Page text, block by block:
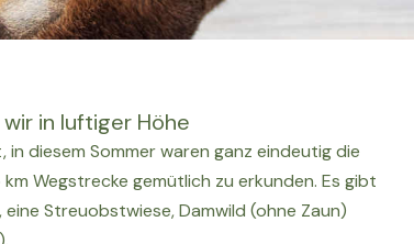
in luftiger Höhe
diesem Sommer waren ganz eindeutig die
Wegstrecke gemütlich zu erkunden. Es gibt
Streuobstwiese, Damwild (ohne Zaun)